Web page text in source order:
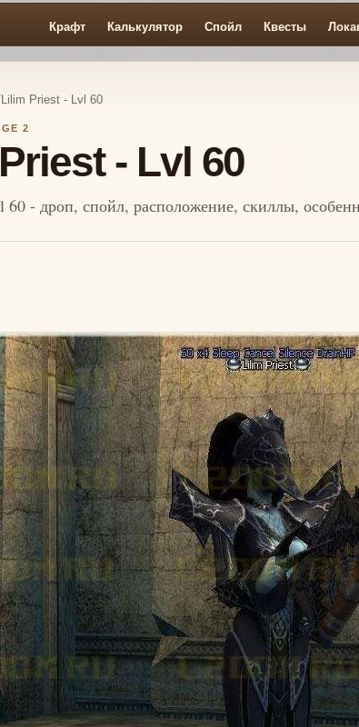
Крафт Калькулятор Спойл Квесты
Lilim Priest - Lvl 60
2
- Lvl 60
- дроп, спойл, расположение, скиллы,